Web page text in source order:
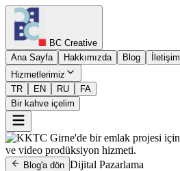
BC Creative
Ana Sayfa
Hakkımızda Blog
İletişim
Hizmetlerimiz
TR
EN RU
FA
Bir kahve içelim
Blog'a dön Dijital Pazarlama